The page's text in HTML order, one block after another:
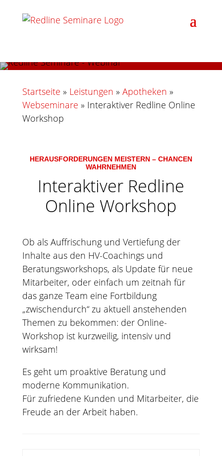
Startseite » Leistungen » Apotheken »
Webseminare » Interaktiver Redline Online
Workshop
HERAUSFORDERUNGEN MEISTERN – CHANCEN
WAHRNEHMEN
Interaktiver Redline
Online Workshop
Ob als Auffrischung und Vertiefung der
Inhalte aus den HV-Coachings und
Beratungsworkshops, als Update für neue
Mitarbeiter, oder einfach um zeitnah für
das ganze Team eine Fortbildung
„zwischendurch“ zu aktuell anstehenden
Themen zu bekommen: der Online-
Workshop ist kurzweilig, intensiv und
wirksam!
Es geht um proaktive Beratung und
moderne Kommunikation.
Für zufriedene Kunden und Mitarbeiter, die
Freude an der Arbeit haben.